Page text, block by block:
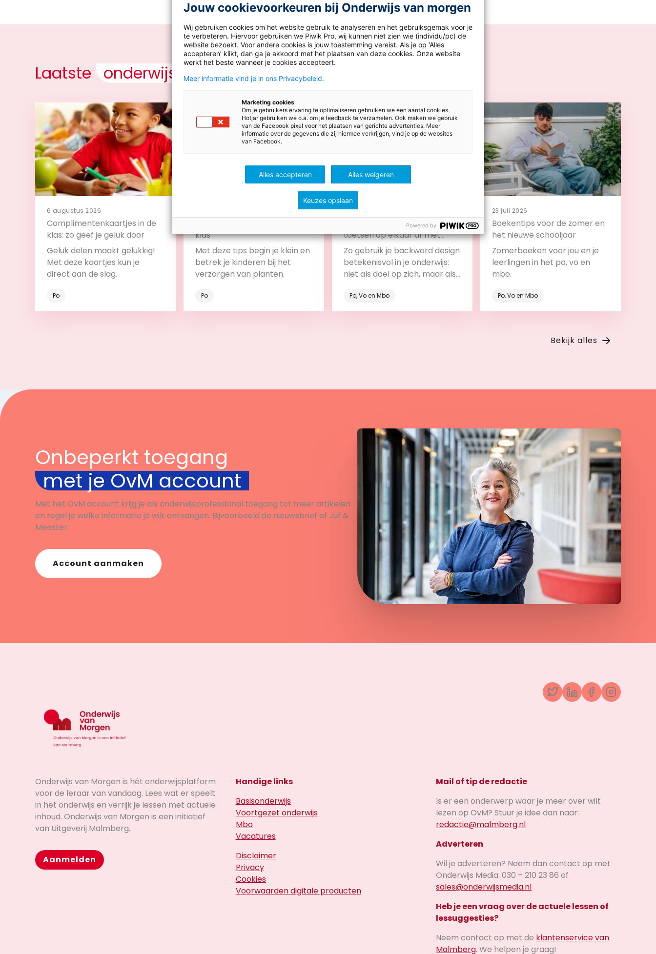
Laatste onderwijsnieuws
6 augustus 2026
Complimentenkaartjes in de
klas: zo geef je geluk door
Geluk delen maakt gelukkig!
Met deze kaartjes kun je
direct aan de slag.
Po
klas
Met deze tips begin je klein en
betrek je kinderen bij het
verzorgen van planten.
Po
28 juli 2026
Stem leerdoelen, lessen en
toetsen op elkaar af met
backward design
Zo gebruik je backward design
betekenisvol in je onderwijs:
niet als doel op zich, maar als
Po, Vo en Mbo
23 juli 2026
Boekentips voor de zomer en
het nieuwe schooljaar
Zomerboeken voor jou en je
leerlingen in het po, vo en
mbo.
Po, Vo en Mbo
Bekijk alles
Onbeperkt toegang
met je OvM account
Met het OvM account krijg je als onderwijsprofessional toegang tot meer artikelen
en regel je welke informatie je wilt ontvangen. Bijvoorbeeld de nieuwsbrief of Juf &
Meester.
Account aanmaken
TwitterLinkedInFacebook
Onderwijs van Morgen is hét onderwijsplatform
voor de leraar van vandaag. Lees wat er speelt
in het onderwijs en verrijk je lessen met actuele
inhoud. Onderwijs van Morgen is een initiatief
van Uitgeverij Malmberg.
Aanmelden
Handige links
Basisonderwijs
Voortgezet onderwijs
Mbo
Vacatures
Disclaimer
Privacy
Cookies
Voorwaarden digitale producten
Mail of tip de redactie
Is er een onderwerp waar je meer over wilt
lezen op OvM? Stuur je idee dan naar:
redactie@malmberg.nl
Adverteren
Wil je adverteren? Neem dan contact op met
Onderwijs Media: 030 – 210 23 86 of
sales@onderwijsmedia.nl
Heb je een vraag over de actuele lessen of
lessuggesties?
Neem contact op met de klantenservice van
Malmberg. We helpen je graag!
Jouw cookievoorkeuren bij Onderwijs van morgen
Wij gebruiken cookies om het website gebruik te analyseren en het gebruiksgemak voor je
te verbeteren. Hiervoor gebruiken we Piwik Pro, wij kunnen niet zien wie (individu/pc) de
website bezoekt. Voor andere cookies is jouw toestemming vereist. Als je op ‘Alles
accepteren’ klikt, dan ga je akkoord met het plaatsen van deze cookies. Onze website
werkt het beste wanneer je cookies accepteert.
Meer informatie vind je in ons Privacybeleid.
Marketing cookies
Om je gebruikers ervaring te optimaliseren gebruiken we een aantal cookies.
Hotjar gebruiken we o.a. om je feedback te verzamelen. Ook maken we gebruik
van de Facebook pixel voor het plaatsen van gerichte advertenties. Meer
informatie over de gegevens die zij hiermee verkrijgen, vind je op de websites
van Facebook.
Alles accepteren Alles weigeren
Keuzes opslaan
Powered by